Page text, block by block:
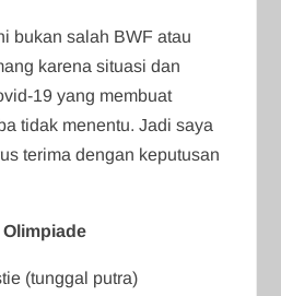
bukan salah BWF atau
karena situasi dan
19 yang membuat
tidak menentu. Jadi saya
terima dengan keputusan
(tunggal putra)